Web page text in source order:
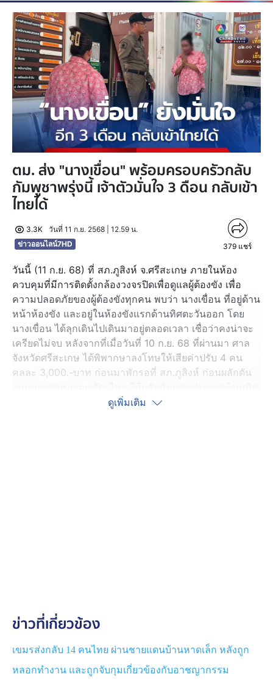
ตม. ส่ง "นางเขื่อน" พร้อมครอบครัวกลับ
กัมพูชาพรุ่งนี้ เจ้าตัวมั่นใจ 3 ดือน กลับเข้า
ไทยได้
3.3K
วันที่ 11 ก.ย. 2568 | 12.59 น.
ข่าวออนไลน์7HD
379 แชร์
วันนี้ (11 ก.ย. 68) ที่ สภ.ภูสิงห์ จ.ศรีสะเกษ ภายในห้อง
ควบคุมที่มีการติดตั้งกล้องวงจรปิดเพื่อดูแลผู้ต้องขัง เพื่อ
ความปลอดภัยของผู้ต้องขังทุกคน พบว่า นางเขื่อน ที่อยู่ด้าน
หน้าห้องขัง และอยู่ในห้องขังแรกด้านทิศตะวันออก โดย
นางเขื่อน ได้ลุกเดินไปเดินมาอยู่ตลอดเวลา เชื่อว่าคงน่าจะ
เครียดไม่จบ หลังจากที่เมื่อวันที่ 10 ก.ย. 68 ที่ผ่านมา ศาล
จังหวัดศรีสะเกษ ได้พิพากษาลงโทษให้เสียค่าปรับ 4 คน
คลละ 3,000.-บาท ก่อนมาพักรอที่ สภ.ภูสิงห์ ก่อนผลักดัน
ร.ต.ท.ณยุทธ บุญเนตร รอง สว. ตม.ศรีสะเกษ ชี้แจงว่า ขั้น
1.นางเขื่อน อายุ 45 ปี ข้อหา เป็นบุคคลต่างด้าว อยู่ในราช
อาญาจักรไทย โดยการอนุญาตสิ้นสุด จำนวน 845 วัน
ดูเพิ่มเติม
ข่าวที่เกี่ยวข้อง
เขมรส่งกลับ 14 คนไทย ผ่านชายแดนบ้านหาดเล็ก หลังถูก
หลอกทำงาน และถูกจับกุมเกี่ยวข้องกับอาชญากรรม